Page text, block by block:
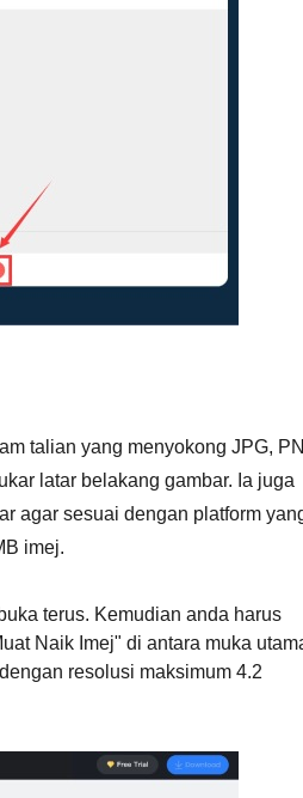
talian yang menyokong JPG,
latar belakang gambar. Ia juga
agar sesuai dengan platform
imej.
terus. Kemudian anda harus
Naik Imej" di antara muka
resolusi maksimum 4.2